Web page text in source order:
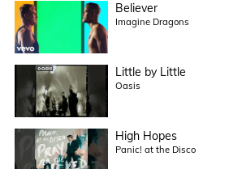
Believer
Imagine Dragons
Little by Little
Oasis
High Hopes
Panic! at the Disco